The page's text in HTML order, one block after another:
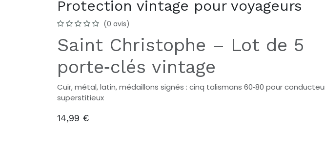
Protection vintage pour voyageurs
(0 avis)
Saint Christophe – Lot de 5
porte‑clés vintage
Cuir, métal, latin, médaillons signés : cinq talismans 60‑80 pour
superstitieux
14,99 €